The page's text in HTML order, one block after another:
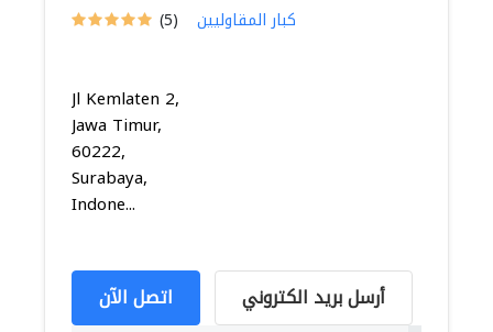
(5) كبار المقاوليين
Jl Kemlaten 2,
Jawa Timur,
60222,
Surabaya,
Indone...
اتصل الآن أرسل بريد الكتروني